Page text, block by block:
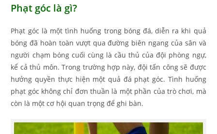
Phạt góc là gì?
Phạt góc là một tình huống trong bóng đá, diễn ra khi quả
bóng đã hoàn toàn vượt qua đường biên ngang của sân và
người chạm bóng cuối cùng là cầu thủ của đội phòng ngự,
kể cả thủ môn. Trong trường hợp này, đội tấn công sẽ được
hưởng quyền thực hiện một quả đá phạt góc. Tình huống
phạt góc không chỉ đơn thuần là một phần của trò chơi, mà
còn là một cơ hội quan trọng để ghi bàn.